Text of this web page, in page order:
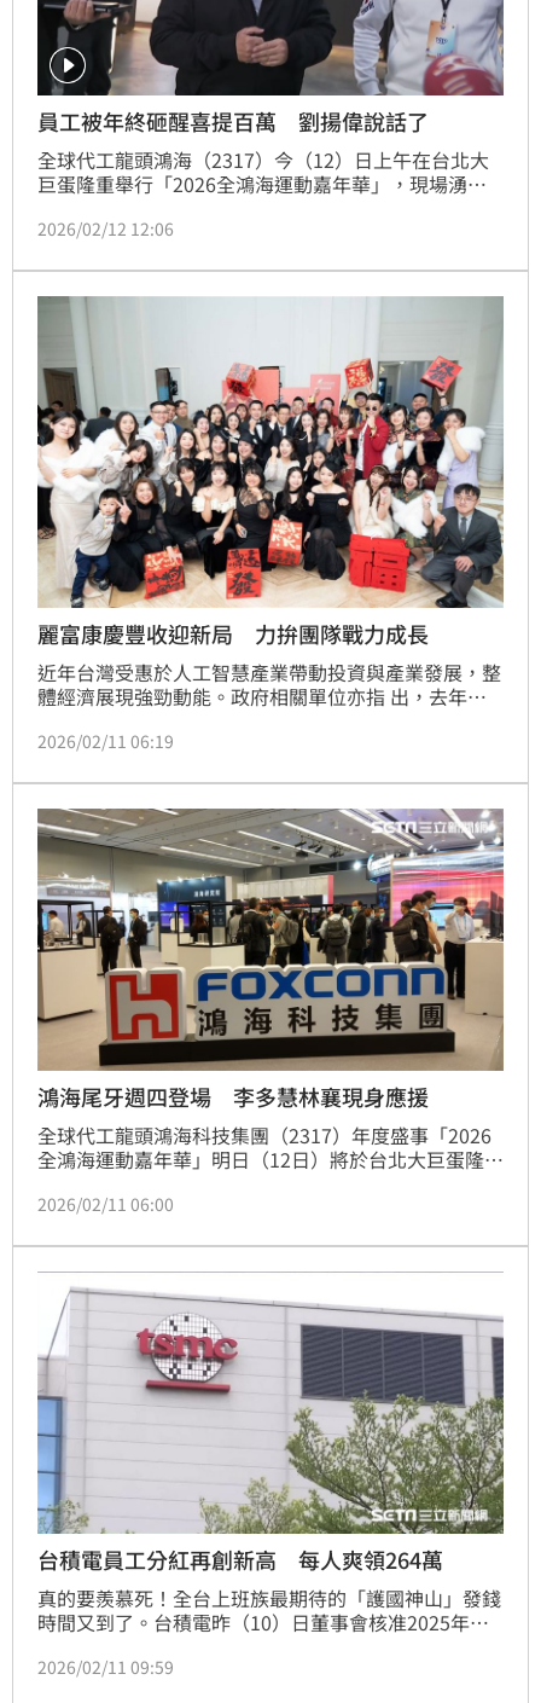
員工被年終砸醒喜提百萬 劉揚偉說話了
全球代工龍頭鴻海（2317）今（12）日上午在台北大
巨蛋隆重舉行「2026全鴻海運動嘉年華」，現場湧入
會前接受媒體短暫採訪，臉上笑意藏不住，大方分享對
2025年「好很多」，關鍵就在於集團已經牢牢抓住了
AI與全球布局的契機。劉揚偉更幽默表示，今天現場準
臉上的笑容會更燦爛！
2026/02/12 12:06
麗富康慶豐收迎新局 力拚團隊戰力成長
近年台灣受惠於人工智慧產業帶動投資與產業發展，整
體經濟展現強勁動能。政府相關單位亦指 出，去年全
心與商業活動活絡。在此有利環 境下，服務型產業及
2026/02/11 06:19
鴻海尾牙週四登場 李多慧林襄現身應援
全球代工龍頭鴻海科技集團（2317）年度盛事「2026
全鴻海運動嘉年華」明日（12日）將於台北大巨蛋隆重
提前揭曉年度佳績，受惠於AI伺服器需求爆發，帶動集
工，明日不僅將包下大巨蛋舉行大規模運動會，更重金
請來超人氣啦啦隊與金鐘主持陣容，誓言打造史上最狂
的「應援尾牙」。
2026/02/11 06:00
台積電員工分紅再創新高 每人爽領264萬
真的要羨慕死！全台上班族最期待的「護國神山」發錢
時間又到了。台積電昨（10）日董事會核准2025年度
萬元，不僅年增率高達46.62%，更連續兩年刷新歷史
2026/02/11 09:59